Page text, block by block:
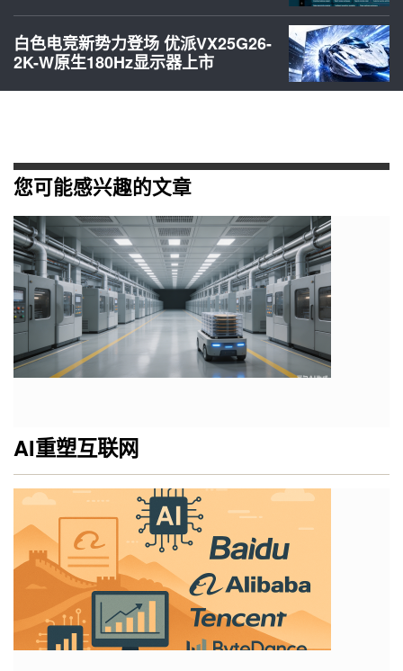
白色电竞新势力登场 优派VX25G26-
2K-W原生180Hz显示器上市
您可能感兴趣的文章
AI重塑互联网